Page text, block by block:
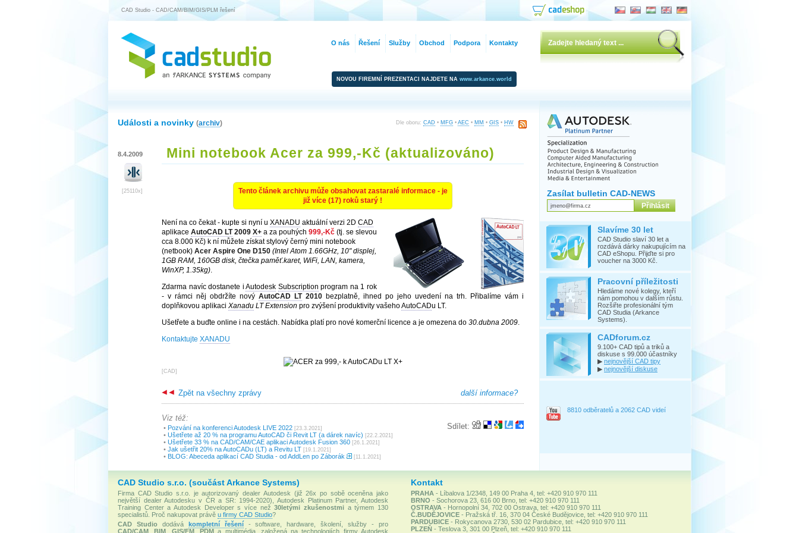
CAD Studio - CAD/CAM/BIM/GIS/PLM řešení
NOVOU FIREMNÍ PREZENTACI NAJDETE NA www.arkance.world
Dle oboru: CAD • MFG • AEC • MM • GIS • HW
Události a novinky (archiv)
8.4.2009
[25110x]
Mini notebook Acer za 999,-Kč (aktualizováno)
Tento článek archivu může obsahovat zastaralé informace - je
již více (17) roků starý !
Není na co čekat - kupte si nyní u XANADU aktuální verzi 2D CAD
aplikace AutoCAD LT2009 X+ a za pouhých 999,-Kč (tj. se slevou
cca 8.000 Kč) k ní můžete získat stylový černý mini notebook
(netbook) Acer Aspire One D150 (Intel Atom 1.66GHz, 10" displej,
1GB RAM, 160GB disk, čtečka paměť.karet, WiFi, LAN, kamera,
WinXP, 1.35kg).
Zdarma navíc dostanete iAutodesk Subscription program na 1 rok
- v rámci něj obdržíte nový AutoCAD LT2010 bezplatně, ihned po jeho uvedení na trh. Přibalíme vám i
doplňkovou aplikaci Xanadu LT Extension pro zvýšení produktivity vašehoAutoCADu LT.
Ušetřete a buďte online i na cestách. Nabídka platí pro nové komerční licence a je omezena do 30.dubna 2009.
Kontaktujte XANADU
[CAD]
další informace?
Zpět na všechny zprávy
Sdílet:
Viz též:
• Pozvání na konferenci Autodesk LIVE 2022 [23.3.2021]
• Ušetřete až 20 % na programu AutoCAD či Revit LT (a dárek navíc) [22.2.2021]
• Ušetřete 33 % na CAD/CAM/CAE aplikaci Autodesk Fusion 360 [26.1.2021]
• Jak ušetřit 20% na AutoCADu (LT) a Revitu LT [19.1.2021]
• BLOG: Abeceda aplikací CAD Studia - od AddLen po Záborák [11.1.2021]
Zasílat bulletin CAD-NEWS
Slavíme 30 let
CAD Studio slaví 30 let a
rozdává dárky nakupujícím na
CAD eShopu. Přijďte si pro
voucher na 3000 Kč.
Pracovní příležitosti
Hledáme nové kolegy, kteří
nám pomohou v dalším růstu.
Rozšiřte profesionální tým
CAD Studia (Arkance
Systems).
CADforum.cz
9.100+ CAD tipů a triků a
diskuse s 99.000 účastníky
▶ nejnovější CAD tipy
▶ nejnovější diskuse
8810 odběratelů a 2062 CAD videí
CAD Studio s.r.o. (součást Arkance Systems)
Firma CAD Studio s.r.o. je autorizovaný dealer Autodesk (již 26x po sobě oceněna jako
největší dealer Autodesku v ČR a SR: 1994-2020), Autodesk Platinum Partner, Autodesk
Training Center a Autodesk Developer s více než30letými zkušenostmi a týmem 130
specialistů. Proč nakupovat právě u firmy CAD Studio?
CAD Studiododává kompletní řešení- software, hardware, školení, služby - pro
CAD/CAM ,BIM GIS/FM, PDMa multimédia, založená na technologiích firmy Autodesk
Kontakt
PRAHA - Líbalova 1/2348, 149 00 Praha 4, tel: +420 910 970 111
BRNO - Sochorova 23, 616 00 Brno, tel: +420 910 970 111
OSTRAVA - Hornopolní 34, 702 00 Ostrava, tel: +420 910 970 111
Č.BUDĚJOVICE- Pražská tř. 16, 370 04 České Budějovice, tel: +420 910 970 111
PARDUBICE- Rokycanova 2730, 530 02 Pardubice, tel: +420 910 970 111
PLZEŇ- Teslova 3, 301 00 Plzeň, tel: +420 910 970 111
O nás Řešení Služby Obchod Podpora Kontakty